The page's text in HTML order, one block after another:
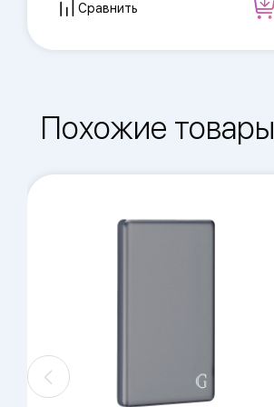
Сравнить
Похожие товары